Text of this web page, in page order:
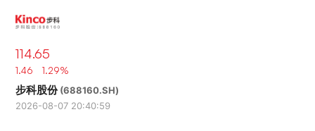
114.65
1.46 1.29%
步科股份(688160.SH)
2026-08-07 20:40:59